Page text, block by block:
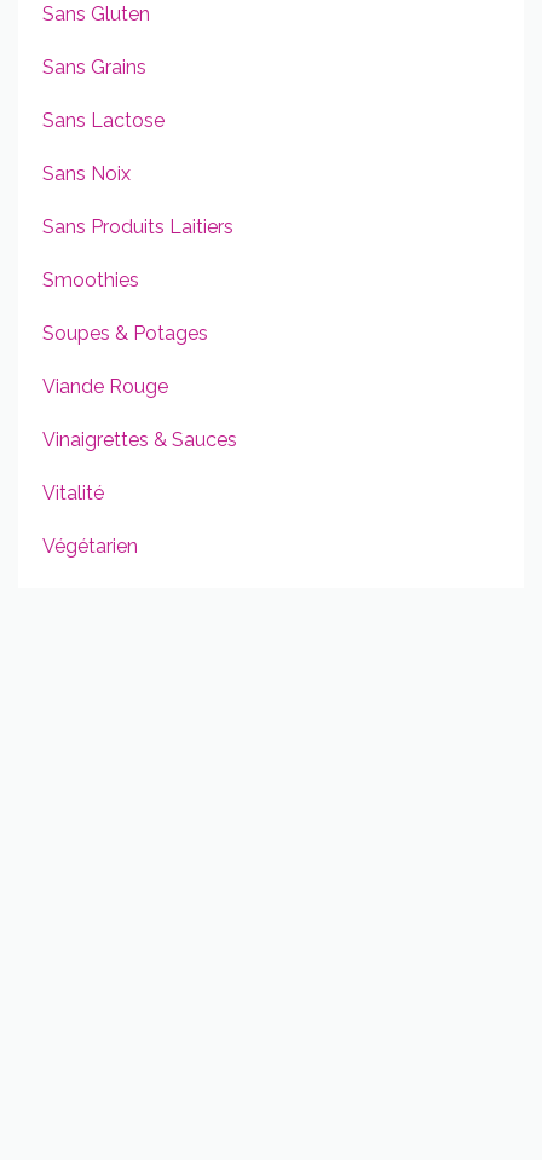
Sans Gluten
Sans Grains
Sans Lactose
Sans Noix
Sans Produits Laitiers
Smoothies
Soupes & Potages
Viande Rouge
Vinaigrettes & Sauces
Vitalité
Végétarien